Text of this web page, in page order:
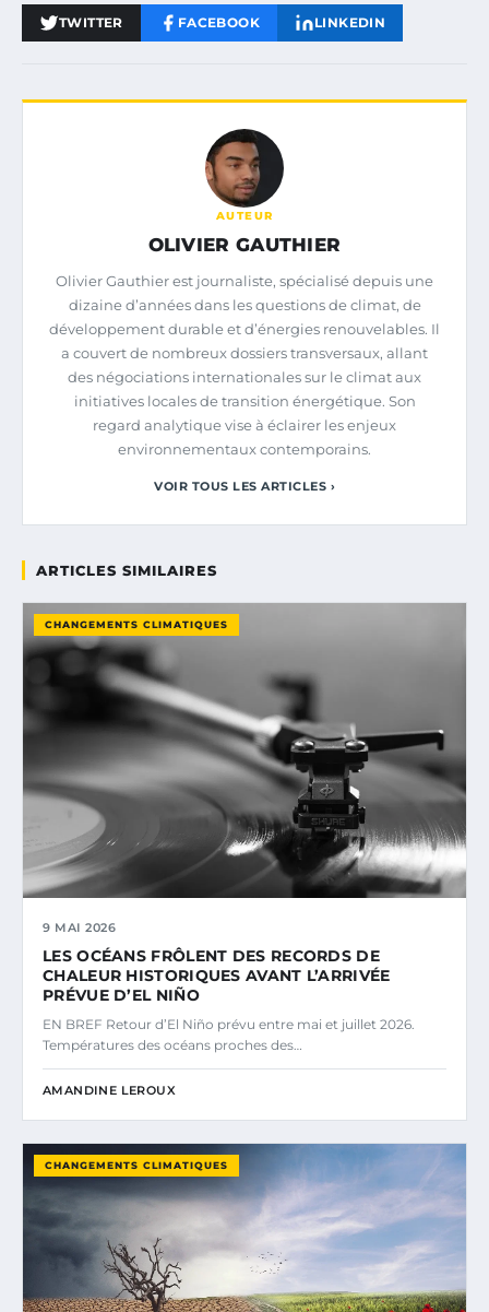
TWITTER FACEBOOK LINKEDIN
AUTEUR
OLIVIER GAUTHIER
Olivier Gauthier est journaliste, spécialisé depuis une
dizaine d’années dans les questions de climat, de
développement durable et d’énergies renouvelables. Il
a couvert de nombreux dossiers transversaux, allant
des négociations internationales sur le climat aux
initiatives locales de transition énergétique. Son
regard analytique vise à éclairer les enjeux
environnementaux contemporains.
VOIR TOUS LES ARTICLES ›
ARTICLES SIMILAIRES
CHANGEMENTS CLIMATIQUES
9 MAI 2026
LES OCÉANS FRÔLENT DES RECORDS DE
CHALEUR HISTORIQUES AVANT L’ARRIVÉE
PRÉVUE D’EL NIÑO
EN BREF Retour d’El Niño prévu entre mai et juillet 2026.
Températures des océans proches des…
AMANDINE LEROUX
CHANGEMENTS CLIMATIQUES